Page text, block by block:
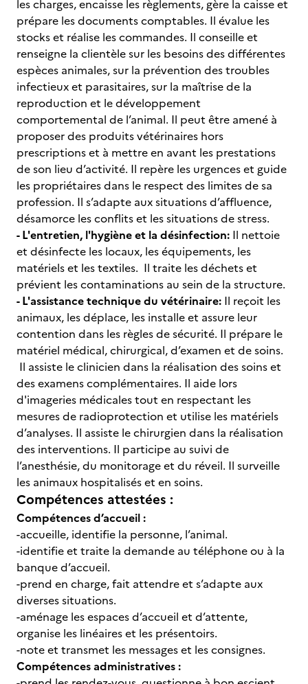
les charges, encaisse les règlements, gère la caisse et
prépare les documents comptables. Il évalue les
stocks et réalise les commandes. Il conseille et
renseigne la clientèle sur les besoins des différentes
espèces animales, sur la prévention des troubles
infectieux et parasitaires, sur la maîtrise de la
reproduction et le développement
comportemental de l’animal. Il peut être amené à
proposer des produits vétérinaires hors
prescriptions et à mettre en avant les prestations
de son lieu d’activité. Il repère les urgences et guide
les propriétaires dans le respect des limites de sa
profession. Il s’adapte aux situations d’affluence,
désamorce les conflits et les situations de stress.
- L'entretien, l'hygiène et la désinfection: Il nettoie
et désinfecte les locaux, les équipements, les
matériels et les textiles. Il traite les déchets et
prévient les contaminations au sein de la structure.
- L'assistance technique du vétérinaire: Il reçoit les
animaux, les déplace, les installe et assure leur
contention dans les règles de sécurité. Il prépare le
matériel médical, chirurgical, d’examen et de soins.
Il assiste le clinicien dans la réalisation des soins et
des examens complémentaires. Il aide lors
d'imageries médicales tout en respectant les
mesures de radioprotection et utilise les matériels
d’analyses. Il assiste le chirurgien dans la réalisation
des interventions. Il participe au suivi de
l’anesthésie, du monitorage et du réveil. Il surveille
les animaux hospitalisés et en soins.
Compétences attestées :
Compétences d’accueil :
-accueille, identifie la personne, l’animal.
-identifie et traite la demande au téléphone ou à la
banque d’accueil.
-prend en charge, fait attendre et s’adapte aux
diverses situations.
-aménage les espaces d’accueil et d’attente,
organise les linéaires et les présentoirs.
-note et transmet les messages et les consignes.
Compétences administratives :